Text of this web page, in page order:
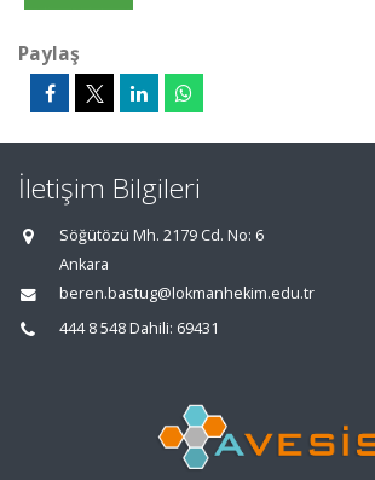
Paylaş
İletişim Bilgileri
Söğütözü Mh. 2179 Cd. No: 6
Ankara
beren.bastug@lokmanhekim.edu.tr
444 8 548 Dahili: 69431